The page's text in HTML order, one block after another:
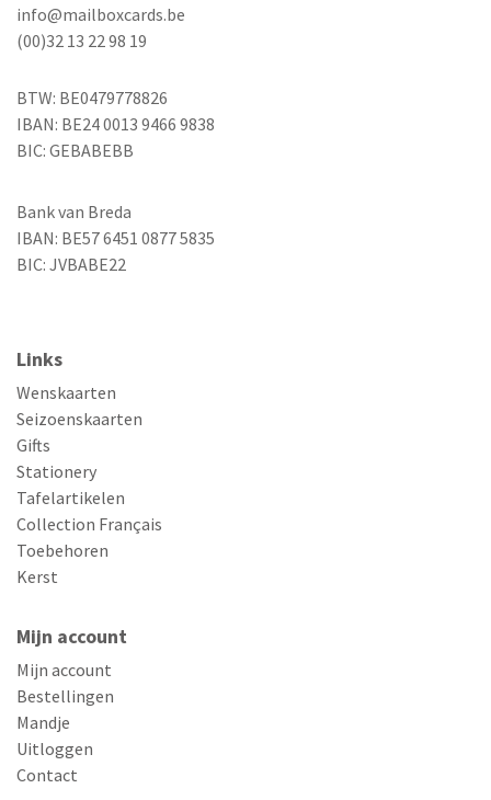
info@mailboxcards.be
(00)32 13 22 98 19
BTW: BE0479778826
IBAN: BE24 0013 9466 9838
BIC: GEBABEBB
Bank van Breda
IBAN: BE57 6451 0877 5835
BIC: JVBABE22
Links
Wenskaarten
Seizoenskaarten
Gifts
Stationery
Tafelartikelen
Collection Français
Toebehoren
Kerst
Mijn account
Mijn account
Bestellingen
Mandje
Uitloggen
Contact